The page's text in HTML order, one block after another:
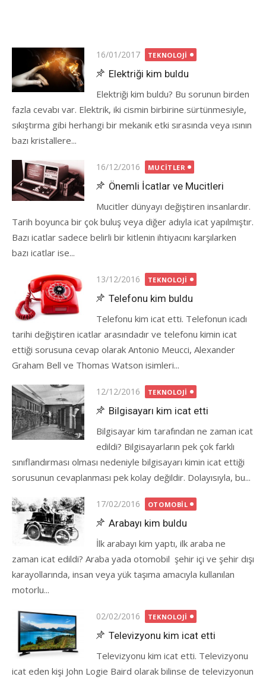
Posted
on
16/01/2017 TEKNOLOJI
Elektriği kim buldu
Elektriği kim buldu? Bu sorunun birden
fazla cevabı var. Elektrik, iki cismin birbirine sürtünmesiyle,
sıkıştırma gibi herhangi bir mekanik etki sırasında veya ısının
bazı kristallere...
Posted
on
16/12/2016 MUCITLER
Önemli İcatlar ve Mucitleri
Mucitler dünyayı değiştiren insanlardır.
Tarih boyunca bir çok buluş veya diğer adıyla icat yapılmıştır.
Bazı icatlar sadece belirli bir kitlenin ihtiyacını karşılarken
bazı icatlar ise...
Posted
on
13/12/2016 TEKNOLOJI
Telefonu kim buldu
Telefonu kim icat etti. Telefonun icadı
tarihi değiştiren icatlar arasındadır ve telefonu kimin icat
ettiği sorusuna cevap olarak Antonio Meucci, Alexander
Graham Bell ve Thomas Watson isimleri...
Posted
on
12/12/2016 TEKNOLOJI
Bilgisayarı kim icat etti
Bilgisayar kim tarafından ne zaman icat
edildi? Bilgisayarların pek çok farklı
sınıflandırması olması nedeniyle bilgisayarı kimin icat ettiği
sorusunun cevaplanması pek kolay değildir. Dolayısıyla, bu...
Posted
on
17/02/2016 OTOMOBIL
Arabayı kim buldu
İlk arabayı kim yaptı, ilk araba ne
zaman icat edildi? Araba yada otomobil şehir içi ve şehir dışı
karayollarında, insan veya yük taşıma amacıyla kullanılan
motorlu...
Posted
on
02/02/2016 TEKNOLOJI
Televizyonu kim icat etti
Televizyonu kim icat etti. Televizyonu
icat eden kişi John Logie Baird olarak bilinse de televizyonun